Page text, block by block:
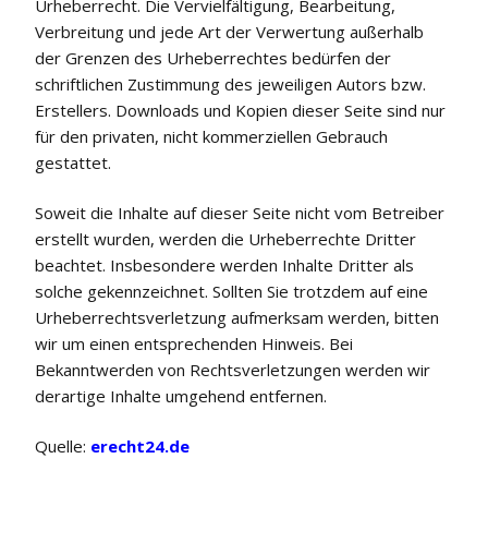
Urheberrecht. Die Vervielfältigung, Bearbeitung,
Verbreitung und jede Art der Verwertung außerhalb
der Grenzen des Urheberrechtes bedürfen der
schriftlichen Zustimmung des jeweiligen Autors bzw.
Erstellers. Downloads und Kopien dieser Seite sind nur
für den privaten, nicht kommerziellen Gebrauch
gestattet.
Soweit die Inhalte auf dieser Seite nicht vom Betreiber
erstellt wurden, werden die Urheberrechte Dritter
beachtet. Insbesondere werden Inhalte Dritter als
solche gekennzeichnet. Sollten Sie trotzdem auf eine
Urheberrechtsverletzung aufmerksam werden, bitten
wir um einen entsprechenden Hinweis. Bei
Bekanntwerden von Rechtsverletzungen werden wir
derartige Inhalte umgehend entfernen.
Quelle: erecht24.de